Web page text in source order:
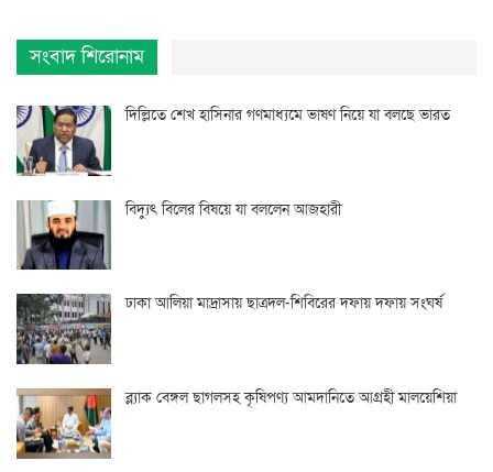
সংবাদ শিরোনাম
দিল্লিতে শেখ হাসিনার গণমাধ্যমে ভাষণ নিয়ে যা বলছে ভারত
বিদ্যুৎ বিলের বিষয়ে যা বললেন আজহারী
ঢাকা আলিয়া মাদ্রাসায় ছাত্রদল-শিবিরের দফায় দফায় সংঘর্ষ
ব্ল্যাক বেঙ্গল ছাগলসহ কৃষিপণ্য আমদানিতে আগ্রহী মালয়েশিয়া